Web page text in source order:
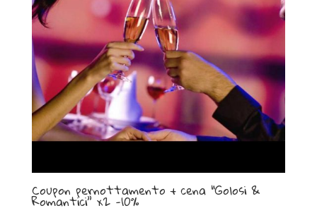
Coupon pernottamento + cena “Golosi &
Romantici” x2 -10%